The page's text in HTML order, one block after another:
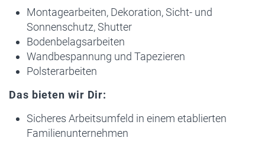
Montagearbeiten, Dekoration, Sicht- und
Sonnenschutz, Shutter
Bodenbelagsarbeiten
Wandbespannung und Tapezieren
Polsterarbeiten
Das bieten wir Dir:
Sicheres Arbeitsumfeld in einem etablierten
Familienunternehmen